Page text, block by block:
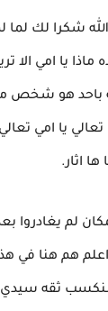
شكرا لك
يا امي الا
باحد هو شخص
يا امي
اثار.
لم
هم هنا في
ثقه سيدي